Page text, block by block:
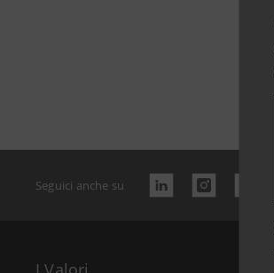
Seguici anche su